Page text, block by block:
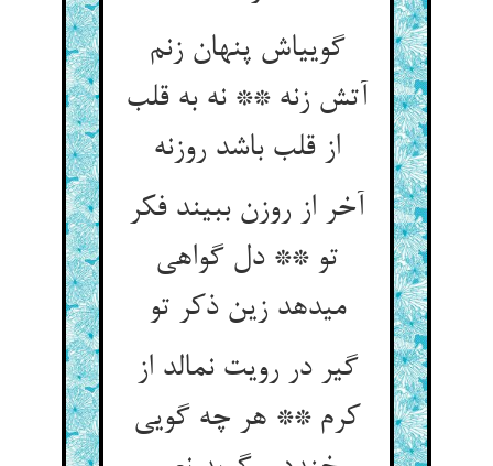
گویی‏اش پنهان زنم
آتش زنه ** نه به قلب
از قلب باشد روزنه‏
آخر از روزن ببیند فکر
تو ** دل گواهی
می‏دهد زین ذکر تو
گیر در رویت نمالد از
کرم ** هر چه گویی